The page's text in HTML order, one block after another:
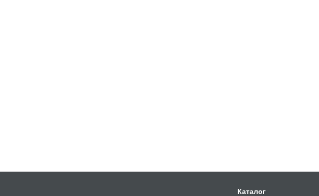
Каталог